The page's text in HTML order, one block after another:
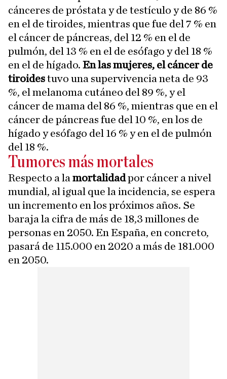
cánceres de próstata y de testículo y de 86 %
en el de tiroides, mientras que fue del 7 % en
el cáncer de páncreas, del 12 % en el de
pulmón, del 13 % en el de esófago y del 18 %
en el de hígado. En las mujeres, el cáncer de
tiroidestuvo una supervivencia neta de 93
%, el melanoma cutáneo del 89 %, y el
cáncer de mama del 86 %, mientras que en el
cáncer de páncreas fue del 10 %, en los de
hígado y esófago del 16 % y en el de pulmón
del 18 %.
Tumores más mortales
Respecto a la mortalidadpor cáncer a nivel
mundial, al igual que la incidencia, se espera
un incremento en los próximos años. Se
baraja la cifra de más de 18,3 millones de
personas en 2050. En España, en concreto,
pasará de 115.000 en 2020 a más de 181.000
en 2050.